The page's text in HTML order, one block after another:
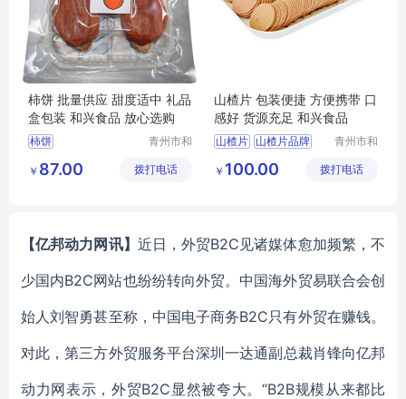
柿饼 批量供应 甜度适中 礼品
盒包装 和兴食品 放心选购
柿饼
青州市和
限公司
￥ 87.00 拨打电话
山楂片 包装便捷 方便携带 口
感好 货源充足 和兴食品
山楂片 山楂片品牌
青州市和
限公司
￥ 100.00 拨打电话
【亿邦动力网讯】 近日，外贸B2C见诸媒体愈加频繁，不
少国内B2C网站也纷纷转向外贸。中国海外贸易联合会创
始人刘智勇甚至称，中国电子商务B2C只有外贸在赚钱。
对此，第三方外贸服务平台深圳一达通副总裁肖锋向亿邦
动力网表示，外贸B2C显然被夸大。“B2B规模从来都比